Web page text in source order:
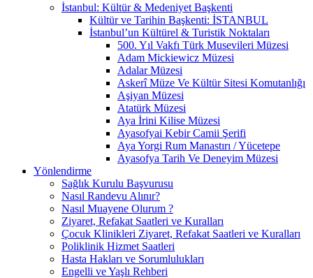
İstanbul: Kültür & Medeniyet Başkenti
Kültür ve Tarihin Başkenti: İSTANBUL
İstanbul’un Kültürel & Turistik Noktaları
500. Yıl Vakfı Türk Musevileri Müzesi
Adam Mickiewicz Müzesi
Adalar Müzesi
Askerî Müze Ve Kültür Sitesi Komutanlığı
Aşiyan Müzesi
Atatürk Müzesi
Aya İrini Kilise Müzesi
Ayasofyai Kebir Camii Şerifi
Aya Yorgi Rum Manastırı / Yücetepe
Ayasofya Tarih Ve Deneyim Müzesi
Yönlendirme
Sağlık Kurulu Başvurusu
Nasıl Randevu Alınır?
Nasıl Muayene Olurum ?
Ziyaret, Refakat Saatleri ve Kuralları
Çocuk Klinikleri Ziyaret, Refakat Saatleri ve Kuralları
Poliklinik Hizmet Saatleri
Hasta Hakları ve Sorumlulukları
Engelli ve Yaşlı Rehberi